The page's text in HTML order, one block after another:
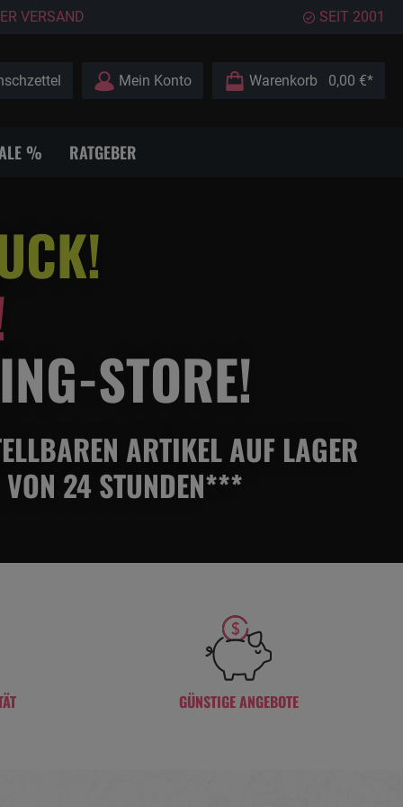
VERSAND SEIT 2001
Mein Konto Warenkorb 0,00 €*
% RATGEBER
STORE!
ARTIKEL AUF LAGER
24 STUNDEN***
GÜNSTIGE ANGEBOTE